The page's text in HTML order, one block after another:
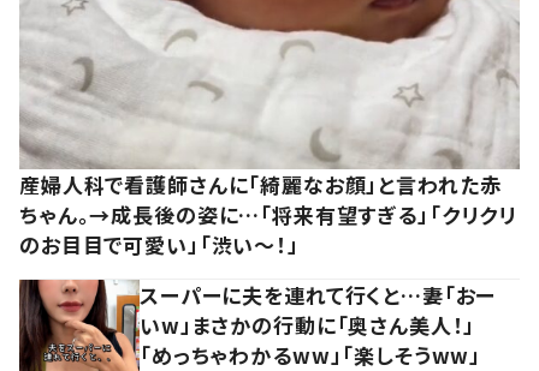
産婦人科で看護師さんに「綺麗なお顔」と言われた赤
ちゃん。→成長後の姿に…「将来有望すぎる」「クリクリ
のお目目で可愛い」「渋い～！」
スーパーに夫を連れて行くと…妻「おー
いw」まさかの行動に「奥さん美人！」
「めっちゃわかるww」「楽しそうww」